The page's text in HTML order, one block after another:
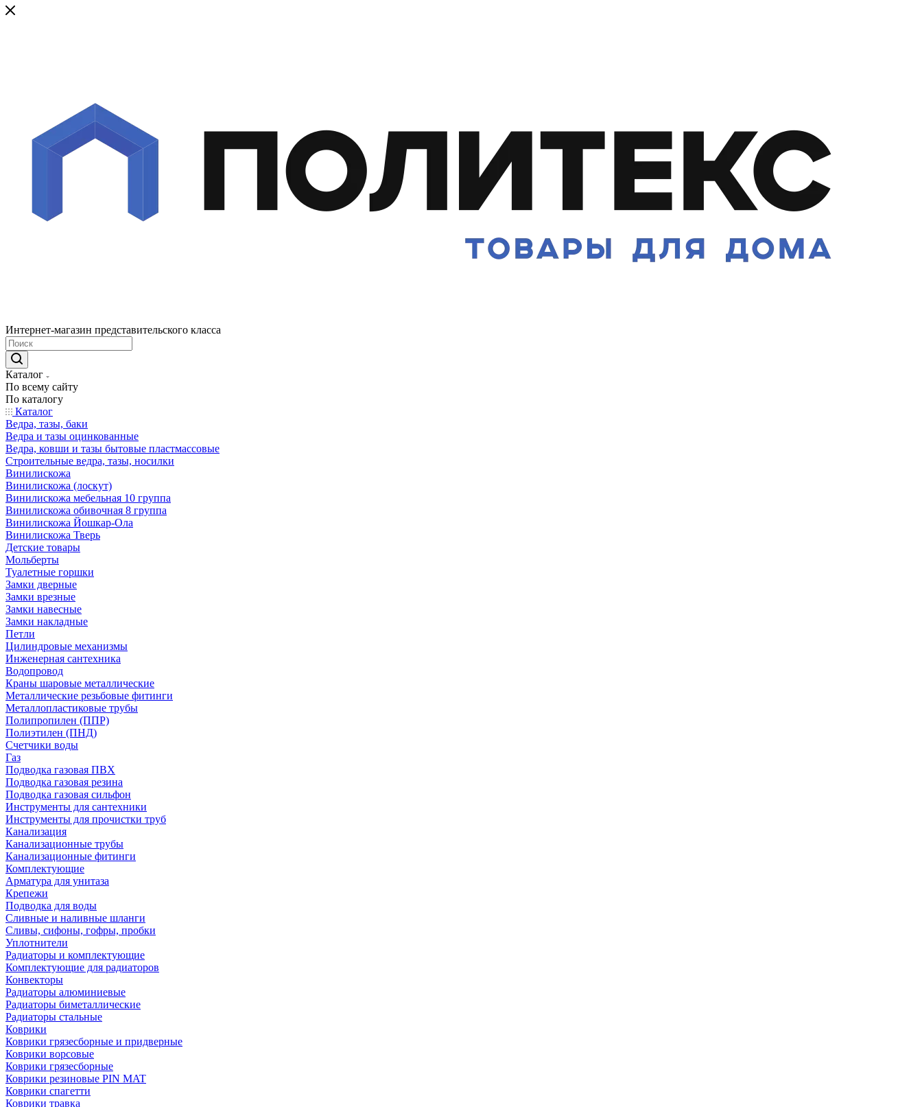
Интернет-магазин представительского класса
Каталог
По всему сайту
По каталогу
Каталог
Ведра, тазы, баки
Ведра и тазы оцинкованные
Ведра, ковши и тазы бытовые пластмассовые
Строительные ведра, тазы, носилки
Винилискожа
Винилискожа (лоскут)
Винилискожа мебельная 10 группа
Винилискожа обивочная 8 группа
Винилискожа Йошкар-Ола
Винилискожа Тверь
Детские товары
Мольберты
Туалетные горшки
Замки дверные
Замки врезные
Замки навесные
Замки накладные
Петли
Цилиндровые механизмы
Инженерная сантехника
Водопровод
Краны шаровые металлические
Металлические резьбовые фитинги
Металлопластиковые трубы
Полипропилен (ППР)
Полиэтилен (ПНД)
Счетчики воды
Газ
Подводка газовая ПВХ
Подводка газовая резина
Подводка газовая сильфон
Инструменты для сантехники
Инструменты для прочистки труб
Канализация
Канализационные трубы
Канализационные фитинги
Комплектующие
Арматура для унитаза
Крепежи
Подводка для воды
Сливные и наливные шланги
Сливы, сифоны, гофры, пробки
Уплотнители
Радиаторы и комплектующие
Комплектующие для радиаторов
Конвекторы
Радиаторы алюминиевые
Радиаторы биметаллические
Радиаторы стальные
Коврики
Коврики грязесборные и придверные
Коврики ворсовые
Коврики грязесборные
Коврики резиновые PIN MAT
Коврики спагетти
Коврики травка